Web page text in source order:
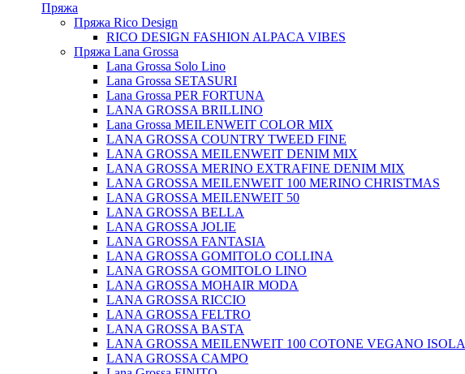
Пряжа
Пряжа Rico Design
RICO DESIGN FASHION ALPACA VIBES
Пряжа Lana Grossa
Lana Grossa Solo Lino
Lana Grossa SETASURI
Lana Grossa PER FORTUNA
LANA GROSSA BRILLINO
Lana Grossa MEILENWEIT COLOR MIX
LANA GROSSA COUNTRY TWEED FINE
LANA GROSSA MEILENWEIT DENIM MIX
LANA GROSSA MERINO EXTRAFINE DENIM MIX
LANA GROSSA MEILENWEIT 100 MERINO CHRISTMAS
LANA GROSSA MEILENWEIT 50
LANA GROSSA BELLA
LANA GROSSA JOLIE
LANA GROSSA FANTASIA
LANA GROSSA GOMITOLO COLLINA
LANA GROSSA GOMITOLO LINO
LANA GROSSA MOHAIR MODA
LANA GROSSA RICCIO
LANA GROSSA FELTRO
LANA GROSSA BASTA
LANA GROSSA MEILENWEIT 100 COTONE VEGANO ISOLA
LANA GROSSA CAMPO